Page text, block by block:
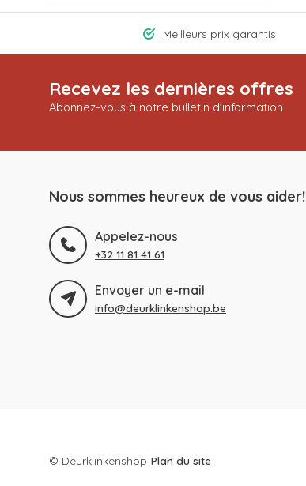
Meilleurs prix garantis
Recevez les dernières offres
Abonnez-vous à notre bulletin d'information
Nous sommes heureux de vous aider!
Appelez-nous
+32 11 81 41 61
Envoyer un e-mail
info@deurklinkenshop.be
© Deurklinkenshop Plan du site